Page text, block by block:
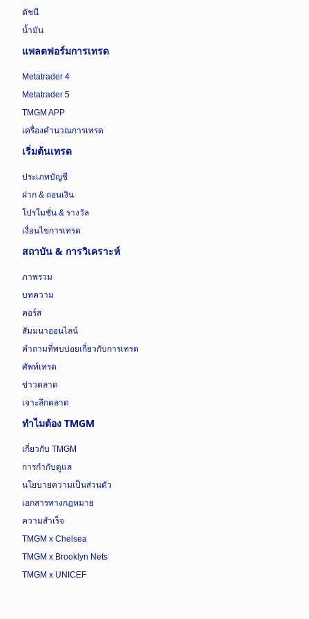
ดัชนี
น้ำมัน
แพลตฟอร์มการเทรด
Metatrader 4
Metatrader 5
TMGM APP
เครื่องคำนวณการเทรด
เริ่มต้นเทรด
ประเภทบัญชี
ฝาก & ถอนเงิน
โปรโมชั่น & รางวัล
เงื่อนไขการเทรด
สถาบัน & การวิเคราะห์
ภาพรวม
บทความ
คอร์ส
สัมมนาออนไลน์
คำถามที่พบบ่อยเกี่ยวกับการเทรด
ศัพท์เทรด
ข่าวตลาด
เจาะลึกตลาด
ทำไมต้อง TMGM
เกี่ยวกับ TMGM
การกำกับดูแล
นโยบายความเป็นส่วนตัว
เอกสารทางกฎหมาย
ความสำเร็จ
TMGM x Chelsea
TMGM x Brooklyn Nets
TMGM x UNICEF